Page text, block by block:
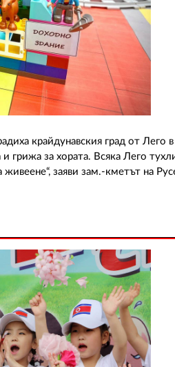
крайдунавския град от
и грижа за хората. Всяка Лего
заяви зам.-кметът на